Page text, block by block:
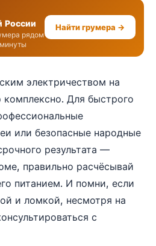
России
рядом
Найти грумера →
электричеством на
Для быстрого
или безопасные народные
результата —
правильно расчёсывай
питанием. И помни, если
и ломкой, несмотря на
с